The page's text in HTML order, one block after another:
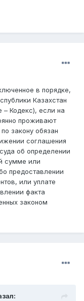
в порядке,
Казахстан
Кодекс), если на
проживают
закону обязан
соглашения
об определении
сумме или
предоставлении
или уплате
факта
законом